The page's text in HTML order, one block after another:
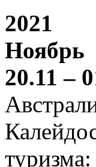
2021
Ноябрь
20.11 –